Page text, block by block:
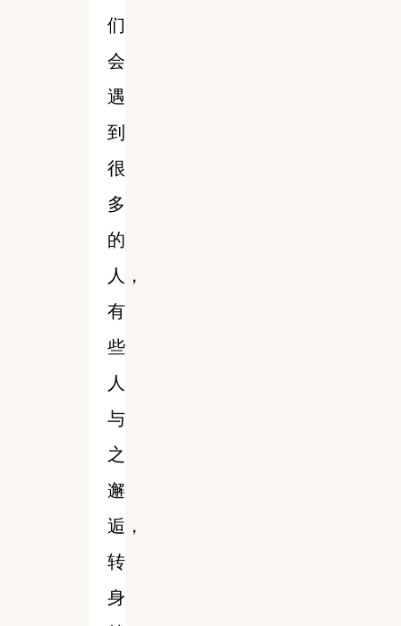
们
会
遇
到
很
多
的
人，
有
些
人
与
之
邂
逅，
转
身